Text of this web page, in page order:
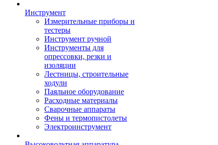
Инструмент
Измерительные приборы и
тестеры
Инструмент ручной
Инструменты для
опрессовки, резки и
изоляции
Лестницы, строительные
ходули
Паяльное оборудование
Расходные материалы
Сварочные аппараты
Фены и термопистолеты
Электроинструмент